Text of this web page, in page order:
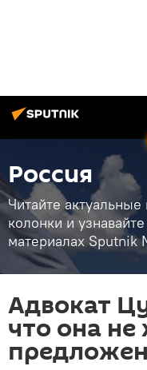
Россия
Читайте
колонки и
материалах Sputnik
Адвокат
что она не